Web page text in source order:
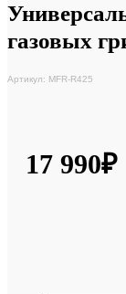
газовых
Артикул: MFR-R425
17 990₽